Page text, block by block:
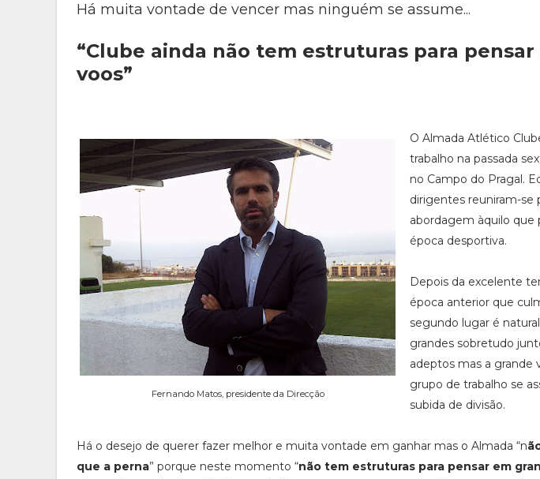
Há muita vontade de vencer mas ninguém se assume...
“Clube ainda não tem estruturas para
voos”
Fernando Matos, presidente da Direcção
O Almada Atlético
trabalho na passada
no Campo do Pragal.
dirigentes reuniram-se
abordagem àquilo que
época desportiva.
Depois da excelente
época anterior que
segundo lugar é
grandes sobretudo
adeptos mas a grande
grupo de trabalho se
subida de divisão.
Há o desejo de querer fazer melhor e muita vontade em ganhar mas o Almada “n
que a perna” porque neste momento “não tem estruturas para pensar em